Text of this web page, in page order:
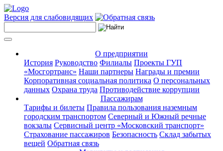
Версия для слабовидящих
О предприятии
История Руководство Филиалы Проекты ГУП
«Мосгортранс» Наши партнеры Награды и премии
Корпоративная социальная политика О персональных
данных Охрана труда Противодействие коррупции
Пассажирам
Тарифы и билеты Правила пользования наземным
городским транспортом Северный и Южный речные
вокзалы Сервисный центр «Московский транспорт»
Страхование пассажиров Безопасность Склад забытых
вещей Обратная связь